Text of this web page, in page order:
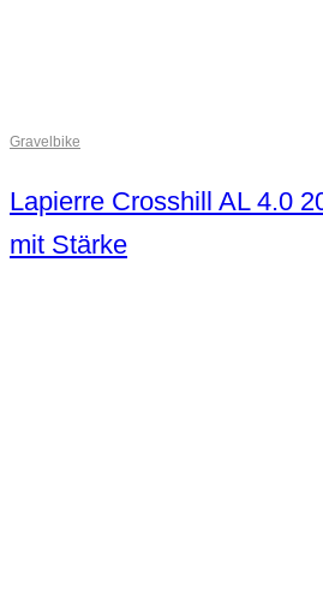
Gravelbike
Lapierre Crosshill AL 4.0
mit Stärke